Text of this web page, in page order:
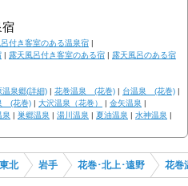
宿
付き客室のある温泉宿 |
| 露天風呂付き客室のある宿 | 露天風呂のある宿
温泉郷(詳細) | 花巻温泉 (花巻) | 台温泉 (花巻) |
(花巻) | 大沢温泉（花巻） | 金矢温泉 |
泉 | 巣郷温泉 | 湯川温泉 | 夏油温泉 | 水神温泉 |
東北 岩手 花巻･北上･遠野 花巻